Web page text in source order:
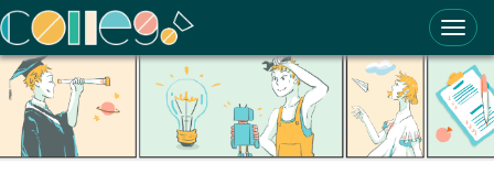
ColleGo! 大學選才與高中育才輔助系統